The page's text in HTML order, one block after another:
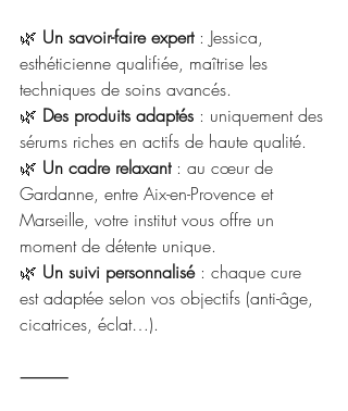
🌿 Un savoir-faire expert : Jessica,
esthéticienne qualifiée, maîtrise les
techniques de soins avancés.
🌿 Des produits adaptés : uniquement des
sérums riches en actifs de haute qualité.
🌿 Un cadre relaxant : au cœur de
Gardanne, entre Aix-en-Provence et
Marseille, votre institut vous offre un
moment de détente unique.
🌿 Un suivi personnalisé : chaque cure
est adaptée selon vos objectifs (anti-âge,
cicatrices, éclat…).
⸻